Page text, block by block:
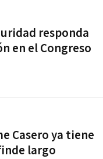
responda
en el Congreso
Casero ya tiene
largo